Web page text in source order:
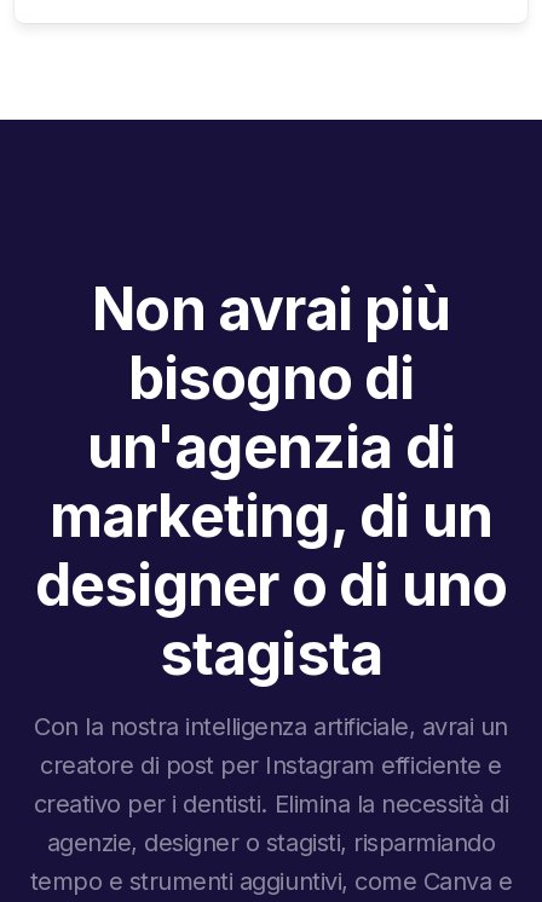
Non avrai più
bisogno di
un'agenzia di
marketing, di un
designer o di uno
stagista
Con la nostra intelligenza artificiale, avrai un
creatore di post per Instagram efficiente e
creativo per i dentisti. Elimina la necessità di
agenzie, designer o stagisti, risparmiando
tempo e strumenti aggiuntivi, come Canva e